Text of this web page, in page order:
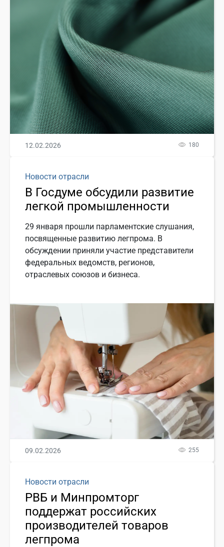
12.02.2026 180
Новости отрасли
В Госдуме обсудили развитие
легкой промышленности
29 января прошли парламентские слушания,
посвященные развитию легпрома. В
обсуждении приняли участие представители
федеральных ведомств, регионов,
отраслевых союзов и бизнеса.
09.02.2026 255
Новости отрасли
РВБ и Минпромторг
поддержат российских
производителей товаров
легпрома